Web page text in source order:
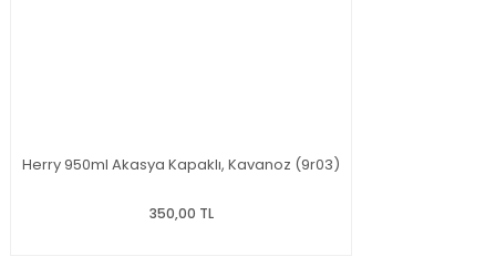
Herry 950ml Akasya Kapaklı, Kavanoz (9r03)
350,00 TL